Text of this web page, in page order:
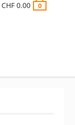
CHF0.00 0